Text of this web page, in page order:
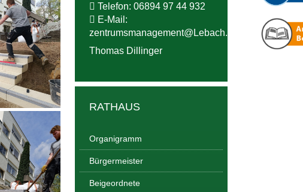
Telefon: 06894 97 44 932
E-Mail:
zentrumsmanagement@ Lebach.de
Thomas Dillinger
RATHAUS
Organigramm
Bürgermeister
Beigeordnete